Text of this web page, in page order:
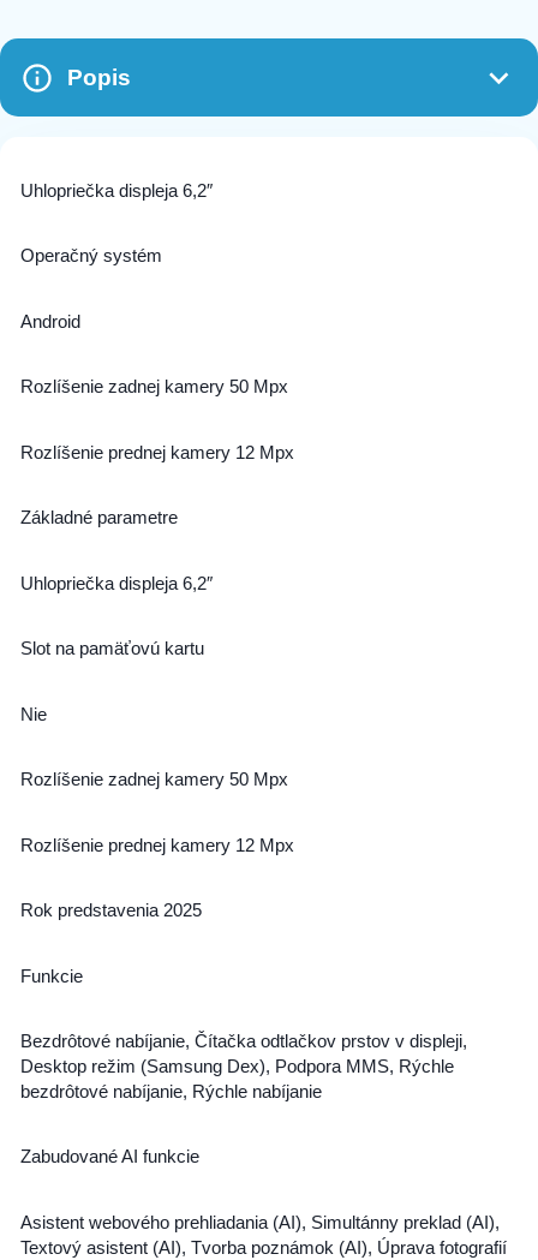
MagSafe pre SAMSUNG S25 ružovo-zlatý
10,99 €
421 na sklade
Popis
Uhlopriečka displeja 6,2″
Operačný systém
Android
Rozlíšenie zadnej kamery 50 Mpx
Rozlíšenie prednej kamery 12 Mpx
Základné parametre
Uhlopriečka displeja 6,2″
Slot na pamäťovú kartu
Nie
Rozlíšenie zadnej kamery 50 Mpx
Rozlíšenie prednej kamery 12 Mpx
Rok predstavenia 2025
Funkcie
Bezdrôtové nabíjanie, Čítačka odtlačkov prstov v displeji,
Desktop režim (Samsung Dex), Podpora MMS, Rýchle
bezdrôtové nabíjanie, Rýchle nabíjanie
Zabudované AI funkcie
Asistent webového prehliadania (AI), Simultánny preklad (AI),
Textový asistent (AI), Tvorba poznámok (AI), Úprava fotografií